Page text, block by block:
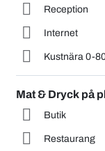
Reception
Internet
Kustnära 0-
Mat & Dryck på
Butik
Restaurang